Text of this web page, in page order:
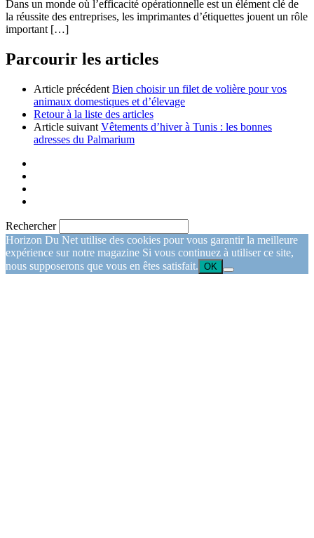
Dans un monde où l’efficacité opérationnelle est un élément clé de
la réussite des entreprises, les imprimantes d’étiquettes jouent un rôle
important […]
Parcourir les articles
Article précédent Bien choisir un filet de volière pour vos
animaux domestiques et d’élevage
Retour à la liste des articles
Article suivant Vêtements d’hiver à Tunis : les bonnes
adresses du Palmarium
Rechercher
Horizon Du Net utilise des cookies pour vous garantir la meilleure
expérience sur notre magazine Si vous continuez à utiliser ce site,
nous supposerons que vous en êtes satisfait. OK